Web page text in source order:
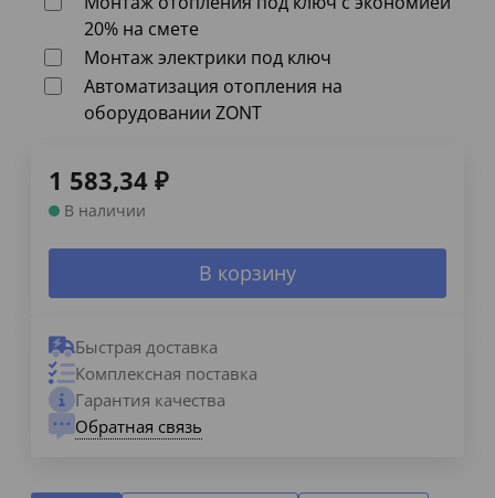
20% на смете
Монтаж электрики под ключ
Автоматизация отопления на
оборудовании ZONT
1 583,34 ₽
В наличии
В корзину
Быстрая доставка
Комплексная поставка
Гарантия качества
Обратная связь